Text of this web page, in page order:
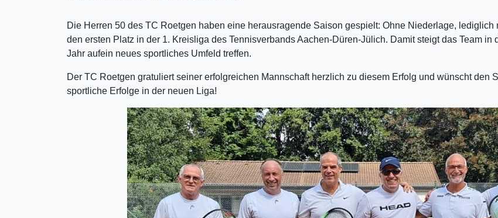
Die Herren 50 des TC Roetgen haben eine herausragende Saison gespielt: Ohne Niederlage,
den ersten Platz in der 1. Kreisliga des Tennisverbands Aachen-Düren-Jülich. Damit steigt das Team
Jahr aufein neues sportliches Umfeld treffen.
Der TC Roetgen gratuliert seiner erfolgreichen Mannschaft herzlich zu diesem Erfolg und wünscht den
sportliche Erfolge in der neuen Liga!